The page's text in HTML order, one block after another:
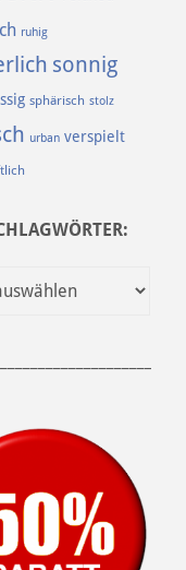
ruhig
sonnig
sphärisch stolz
urban verspielt